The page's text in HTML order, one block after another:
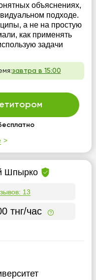
объяснениях,
подходе.
а не на простую
как применять
задачи
завтра в 15:00
Шпырко
13
тнг/час